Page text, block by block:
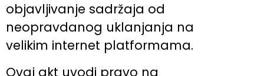
objavljivanje sadržaja od
neopravdanog uklanjanja na
velikim internet platformama.
Ovaj akt uvodi pravo na